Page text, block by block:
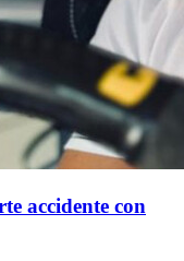
accidente con